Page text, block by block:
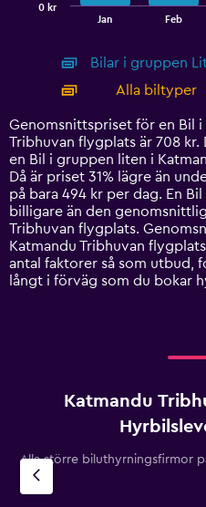
displaying
categories.
14
categories.
The
chart
has
1
Y
axis
displaying
values.
Range:
Jan Feb
0 kr
Bilar i gruppen
Alla biltyper
Genomsnittspriset för en Bil
Tribhuvan flygplats är 708
en Bil i gruppen liten i
Då är priset 31% lägre än
på bara 494 kr per dag. En
billigare än den
Tribhuvan flygplats.
Katmandu Tribhuvan
antal faktorer så som utbud,
långt i förväg som du bokar
Katmandu
Alla större biluthyrningsfirmor